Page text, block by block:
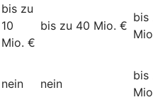
bis zu
10
Mio. €
bis zu 40 Mio. €
bis
nein nein
bis